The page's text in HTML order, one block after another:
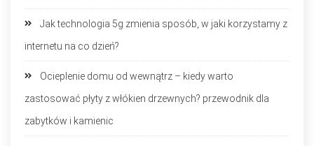
Jak technologia 5g zmienia sposób, w jaki korzystamy z
internetu na co dzień?
Ocieplenie domu od wewnątrz – kiedy warto
zastosować płyty z włókien drzewnych? przewodnik dla
zabytków i kamienic